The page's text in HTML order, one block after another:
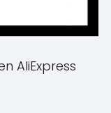
AliExpress